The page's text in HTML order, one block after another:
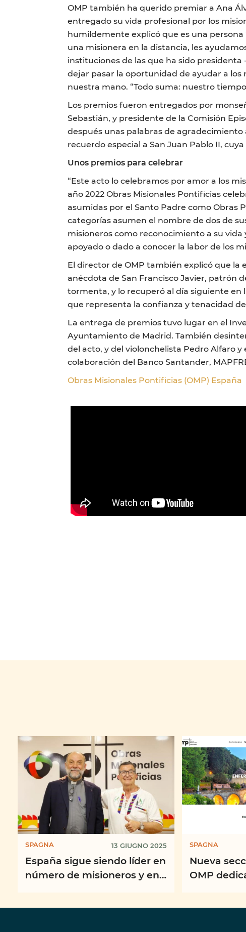
OMP también ha querido premiar a Ana
entregado su vida profesional por los
humildemente explicó que es una
una misionera en la distancia, les
instituciones de las que ha sido
dejar pasar la oportunidad de ayudar a los
nuestra mano. “Todo suma: nuestro
Los premios fueron entregados por
Sebastián, y presidente de la Comisión
después unas palabras de agradecimiento
recuerdo especial a San Juan Pablo II,
Unos premios para celebrar
“Este acto lo celebramos por amor a los
año 2022 Obras Misionales Pontificias
asumidas por el Santo Padre como Obras
categorías asumen el nombre de dos de
misioneros como reconocimiento a su
apoyado o dado a conocer la labor de los
El director de OMP también explicó que
anécdota de San Francisco Javier, patrón
tormenta, y lo recuperó al día siguiente en
que representa la confianza y tenacidad
La entrega de premios tuvo lugar en el
Ayuntamiento de Madrid. También
del acto, y del violonchelista Pedro Alfaro
colaboración del Banco Santander,
Obras Misionales Pontificias (OMP) España
SPAGNA 13 GIUGNO 2025
España sigue siendo líder en
número de misioneros y en
SPAGNA
Nueva
OMP